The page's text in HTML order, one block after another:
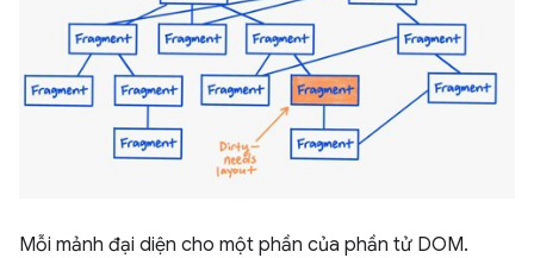
Mỗi mảnh đại diện cho một phần của phần tử DOM.